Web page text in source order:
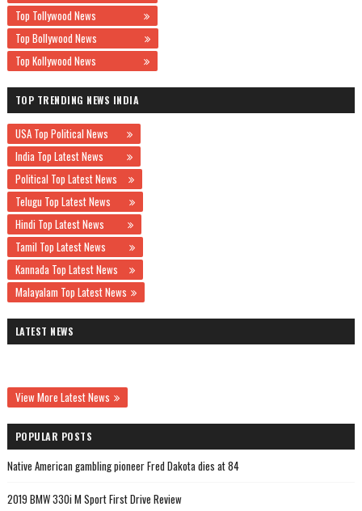
Top Tollywood News
Top Bollywood News
Top Kollywood News
TOP TRENDING NEWS INDIA
USA Top Political News
India Top Latest News
Political Top Latest News
Telugu Top Latest News
Hindi Top Latest News
Tamil Top Latest News
Kannada Top Latest News
Malayalam Top Latest News
LATEST NEWS
View More Latest News
POPULAR POSTS
Native American gambling pioneer Fred Dakota dies at 84
2019 BMW 330i M Sport First Drive Review